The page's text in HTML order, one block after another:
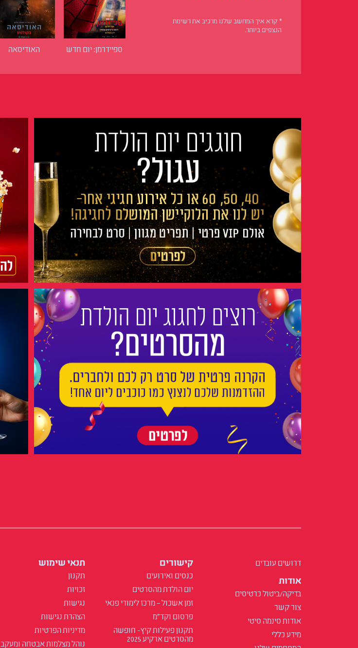
* קרא איך המחשב שלנו מרכיב את רשימת
הנצפים ביותר.
ספיידרמן: יום חדש האודיסאה
דרושים עובדים
אודות
בדיקה/ביטול כרטיסים
צור קשר
אודות סינמה סיטי
מידע כללי
קישורים
כנסים ואירועים
יום הולדת מהסרטים
זמן אשכול – מרכז לימודי פנאי
פרסום וקד"מ
תקנון פעילות קיץ- חופשה
מהסרטים ארקיע 2025
תנאי שימוש
תקנון
זכויות
נגישות
הצהרת נגישות
מדיניות הפרטיות
נוהל מצלמות אבטחה ומעקב